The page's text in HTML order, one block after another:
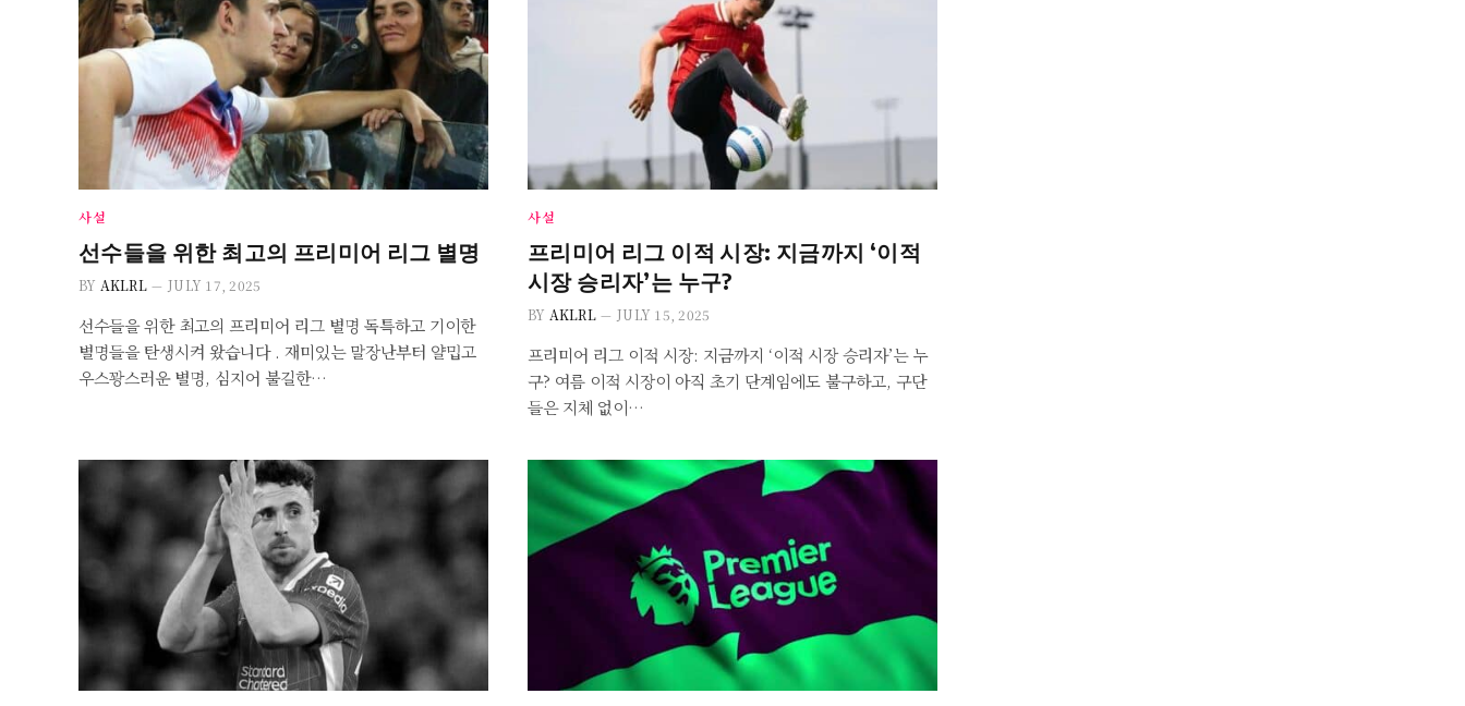
사설
선수들을 위한 최고의 프리미어 리그 별명
BY AKLRL JULY 17, 2025
선수들을 위한 최고의 프리미어 리그 별명 독특하고 기이한
별명들을 탄생시켜 왔습니다 . 재미있는 말장난부터 얄밉고
우스꽝스러운 별명, 심지어 불길한…
사설
프리미어 리그 이적 시장: 지금까지 ‘이적
시장 승리자’는 누구?
BY AKLRL JULY 15, 2025
프리미어 리그 이적 시장: 지금까지 ‘이적 시장 승리자’는 누
구? 여름 이적 시장이 아직 초기 단계임에도 불구하고, 구단
들은 지체 없이…